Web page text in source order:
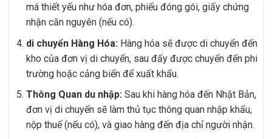
má thiết yếu như hóa đơn, phiếu đóng gói, giấy chứng
nhận căn nguyên (nếu có).
di chuyển Hàng Hóa: Hàng hóa sẽ được di chuyển đến
kho của đơn vị di chuyển, sau đấy được chuyển đến phi
trường hoặc cảng biển để xuất khẩu.
Thông Quan du nhập:Sau khi hàng hóa đến Nhật Bản,
đơn vị di chuyển sẽ làm thủ tục thông quan nhập khẩu,
nộp thuế (nếu có), và giao hàng đến địa chỉ người nhận.